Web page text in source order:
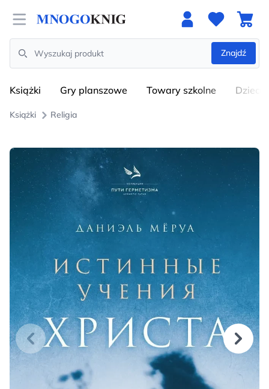
Open menu
Search
Znajdź
Książki Gry planszowe Towary szkolne
Książki Religia